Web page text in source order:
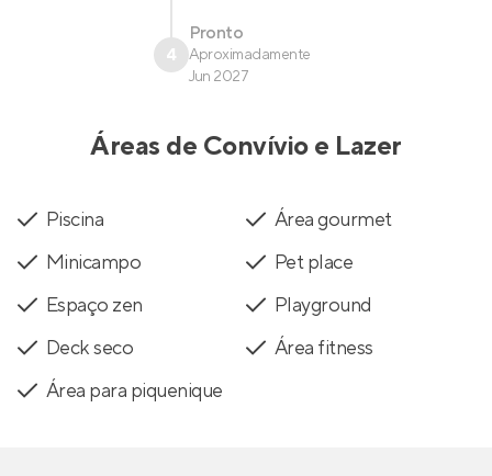
4
Pronto
Aproximadamente
Jun 2027
Áreas de Convívio e Lazer
Piscina
Área gourmet
Minicampo
Pet place
Espaço zen
Playground
Deck seco
Área fitness
Área para piquenique